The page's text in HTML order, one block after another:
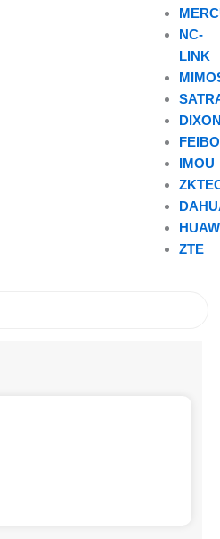
NC-
LINK
IMOU
ZTE